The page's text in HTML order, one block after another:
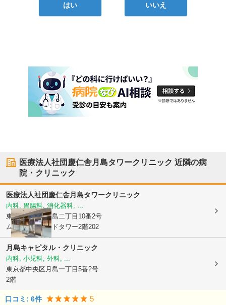
はい いいえ
医療法人社団慶仁舎月島タワークリニック 近隣の病
院・クリニック
医療法人社団慶仁舎月島タワークリニック
内科, 胃腸科, 消化器科, ...
東京都中央区月島二丁目10番2号
ムーンアイランドタワー2階202
月島キャピタル・クリニック
内科, 小児科, 外科, ...
東京都中央区 月島一丁目5番2号
2階
口コミ: 6件 5